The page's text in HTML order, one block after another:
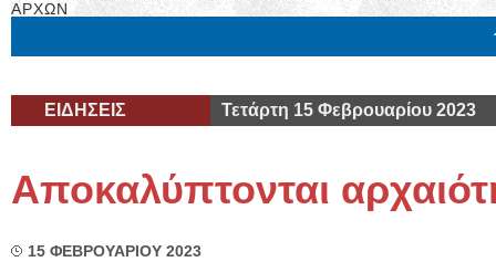
ΑΡΧΩΝ
ΕΙΔΗΣΕΙΣ Τετάρτη 15 Φεβρουαρίου 2023
Αποκαλύπτονται
15 ΦΕΒΡΟΥΑΡΙΟΥ 2023